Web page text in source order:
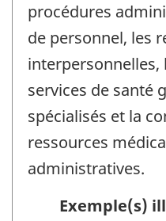
procédures
de personnel, les
services de santé
spécialisés et la
ressources
administratives.
Exemple(s)